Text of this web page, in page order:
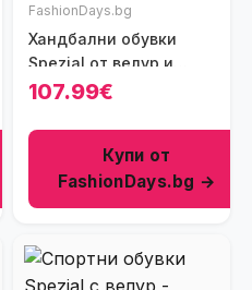
FashionDays.bg
Хандбални обувки
Spezial от велур и
кожа - Тъмнозелен/
107.99€
Купи от
FashionDays.bg →